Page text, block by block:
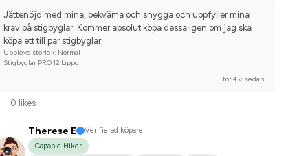
Tävlingsrider på hobbynivå
Jättenöjd med mina, bekväma och snygga och uppfyller mina
krav på stigbyglar. Kommer absolut köpa dessa igen om jag ska
köpa ett till par stigbyglar.
Upplevd storlek: Normal
Stigbyglar PRO 12 Lippo
för 4 v. sedan
0 likes
Therese E
Verifierad köpare
Capable Hiker